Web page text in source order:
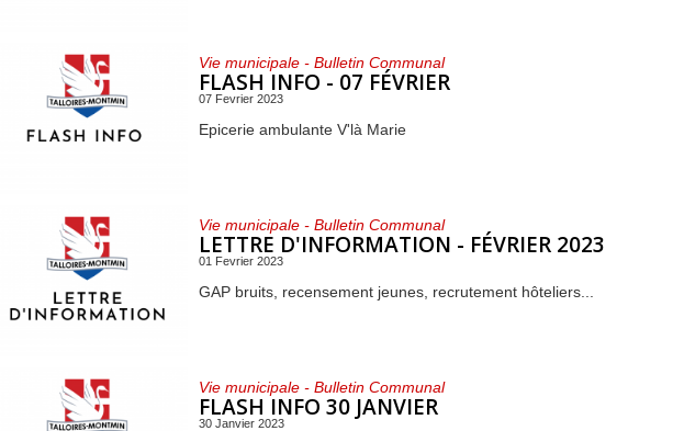
Vie municipale - Bulletin Communal
FLASH INFO - 07 FÉVRIER
07 Fevrier 2023
Epicerie ambulante V'là Marie
Vie municipale - Bulletin Communal
LETTRE D'INFORMATION - FÉVRIER 2023
01 Fevrier 2023
GAP bruits, recensement jeunes, recrutement hôteliers...
Vie municipale - Bulletin Communal
FLASH INFO 30 JANVIER
30 Janvier 2023